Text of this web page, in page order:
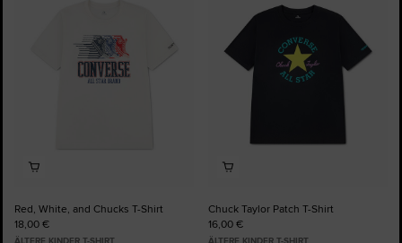
Red, White, and Chucks T-Shirt
18,00 €
hinzufügen
Chuck Taylor Patch T-Shirt
16,00 €